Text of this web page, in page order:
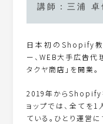
講師：三浦 卓
日本初のShopify教
ー、WEB大手広告代
タクヤ商店」を開業。
2019年からShopify
ョップでは、全てを
ている。ひとり運営